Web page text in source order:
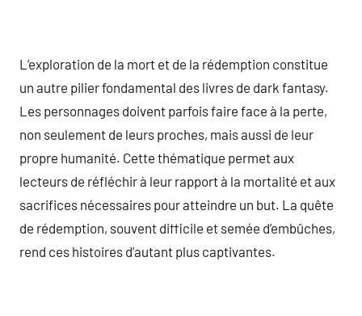
L’exploration de la mort et de la rédemption constitue
un autre pilier fondamental des livres de dark fantasy.
Les personnages doivent parfois faire face à la perte,
non seulement de leurs proches, mais aussi de leur
propre humanité. Cette thématique permet aux
lecteurs de réfléchir à leur rapport à la mortalité et aux
sacrifices nécessaires pour atteindre un but. La quête
de rédemption, souvent difficile et semée d’embûches,
rend ces histoires d’autant plus captivantes.